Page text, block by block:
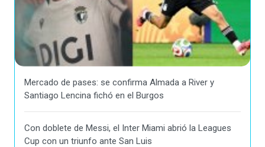
Mercado de pases: se confirma Almada a River y
Santiago Lencina fichó en el Burgos
Con doblete de Messi, el Inter Miami abrió la Leagues
Cup con un triunfo ante San Luis